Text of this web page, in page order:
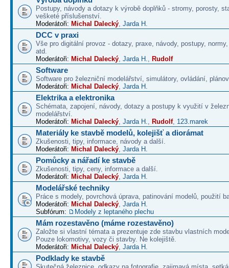
Postupy, návody a dotazy k výrobě doplňků - stromy, porosty,
vešketé příslušenství.
Moderátoři: Michal Dalecký, Jarda H.
DCC v praxi
Vše pro digitální provoz - dotazy, praxe, návody, postupy,
atd.
Moderátoři: Michal Dalecký, Jarda H., Rudolf
Software
Software pro železniční modelářství, simulátory, ovládání,
Moderátoři: Michal Dalecký, Jarda H.
Elektrika a elektronika
Schémata, zapojení, návody, dotazy a postupy k využití v
modelářství.
Moderátoři: Michal Dalecký, Jarda H., Rudolf, 123.marek
Materiály ke stavbě modelů, kolejišť a diorámat
Zkušenosti, tipy, informace, návody a další.
Moderátoři: Michal Dalecký, Jarda H.
Pomůcky a nářadí ke stavbě
Zkušenosti, tipy, ceny, informace a další.
Moderátoři: Michal Dalecký, Jarda H.
Modelářské techniky
Práce s modely, povrchová úprava, patinování modelů, použití
Moderátoři: Michal Dalecký, Jarda H.
Subfórum:
Modely z leptaného plechu
Mám rozestavěno (máme rozestavěno)
Založte si vlastní témata a prezentuje zde stavbu vlastních
Pouze lokomotivy, vozy či stavby. Ne kolejiště.
Moderátoři: Michal Dalecký, Jarda H.
Podklady ke stavbě